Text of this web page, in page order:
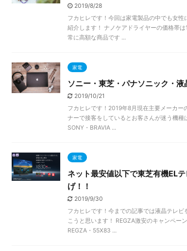
2019/8/28
フカヒレです！今回は家電製品の中でも女
紹介します！ ナノケアドライヤーの価格帯
常に高額な商品です ...
家電
ソニー・東芝・パナソニック・液
2019/10/21
フカヒレです！2019年8月現在主要メーカ
ナーで接客をしているとお客さんが迷う機
SONY・BRAVIA ...
家電
ネット最安値以下で東芝有機EL
げ！！
2019/9/30
フカヒレです！今までの記事では液晶テレ
こうと思います！ REGZA激安のキャンペー
REGZA・55X83 ...